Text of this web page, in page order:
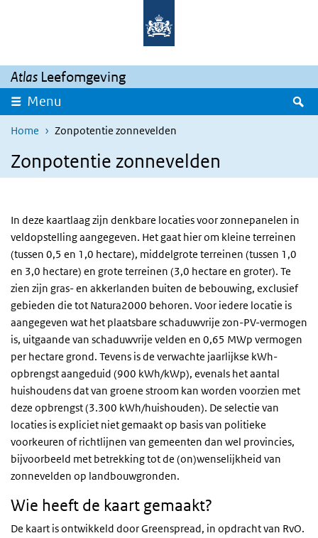
Overslaan en naar de inhoud gaan
Atlas Leefomgeving
Menu
Home Zonpotentie zonnevelden
Zonpotentie zonnevelden
In deze kaartlaag zijn denkbare locaties voor zonnepanelen in
veldopstelling aangegeven. Het gaat hier om kleine terreinen
(tussen 0,5 en 1,0 hectare), middelgrote terreinen (tussen 1,0
en 3,0 hectare) en grote terreinen (3,0 hectare en groter). Te
zien zijn gras- en akkerlanden buiten de bebouwing, exclusief
gebieden die tot Natura2000 behoren. Voor iedere locatie is
aangegeven wat het plaatsbare schaduwvrije zon-PV-vermogen
is, uitgaande van schaduwvrije velden en 0,65 MWp vermogen
per hectare grond. Tevens is de verwachte jaarlijkse kWh-
opbrengst aangeduid (900 kWh/kWp), evenals het aantal
huishoudens dat van groene stroom kan worden voorzien met
deze opbrengst (3.300 kWh/huishouden). De selectie van
locaties is expliciet niet gemaakt op basis van politieke
voorkeuren of richtlijnen van gemeenten dan wel provincies,
bijvoorbeeld met betrekking tot de (on)wenselijkheid van
zonnevelden op landbouwgronden.
Wie heeft de kaart gemaakt?
De kaart is ontwikkeld door Greenspread, in opdracht van RvO.